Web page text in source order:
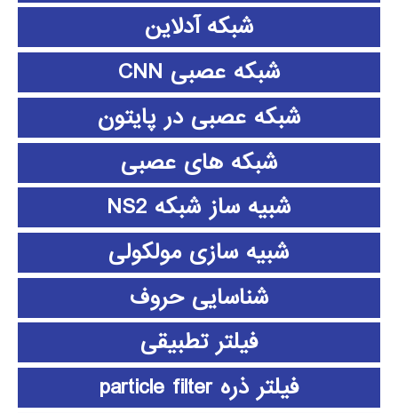
شبکه آدلاین
شبکه عصبی CNN
شبکه عصبی در پایتون
شبکه های عصبی
شبیه ساز شبکه NS2
شبیه سازی مولکولی
شناسایی حروف
فیلتر تطبیقی
فیلتر ذره particle filter